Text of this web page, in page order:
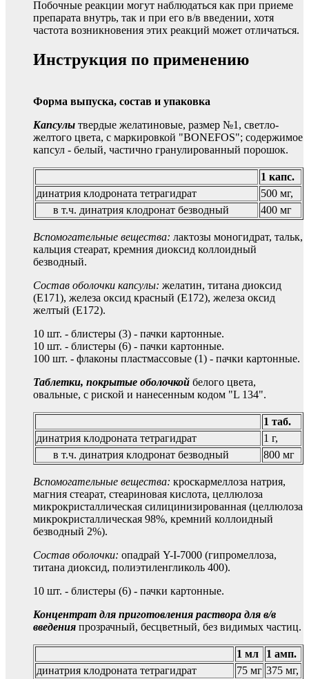
Побочные реакции могут наблюдаться как при приеме
препарата внутрь, так и при его в/в введении, хотя
частота возникновения этих реакций может отличаться.
Инструкция по применению
Форма выпуска, состав и упаковка
Капсулы твердые желатиновые, размер №1, светло-
желтого цвета, с маркировкой "BONEFOS"; содержимое
капсул - белый, частично гранулированный порошок.
1 капс.
динатрия клодроната тетрагидрат
500 мг,
в т.ч. динатрия клодронат безводный
400 мг
Вспомогательные вещества: лактозы моногидрат, тальк,
кальция стеарат, кремния диоксид коллоидный
безводный.
Состав оболочки капсулы: желатин, титана диоксид
(E171), железа оксид красный (E172), железа оксид
желтый (E172).
10 шт. - блистеры (3) - пачки картонные.
10 шт. - блистеры (6) - пачки картонные.
100 шт. - флаконы пластмассовые (1) - пачки картонные.
Таблетки, покрытые оболочкой белого цвета,
овальные, с риской и нанесенным кодом "L 134".
1 таб.
динатрия клодроната тетрагидрат
1 г,
в т.ч. динатрия клодронат безводный
800 мг
Вспомогательные вещества: кроскармеллоза натрия,
магния стеарат, стеариновая кислота, целлюлоза
микрокристаллическая силицинизированная (целлюлоза
микрокристаллическая 98%, кремний коллоидный
безводный 2%).
Состав оболочки: опадрай Y-I-7000 (гипромеллоза,
титана диоксид, полиэтиленгликоль 400).
10 шт. - блистеры (6) - пачки картонные.
Концентрат для приготовления раствора для в/в
введения прозрачный, бесцветный, без видимых частиц.
1 мл
1 амп.
динатрия клодроната тетрагидрат
75 мг 375 мг,